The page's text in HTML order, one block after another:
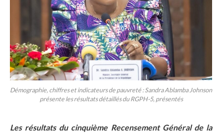
Démographie, chiffres et indicateurs de pauvreté : Sandra Ablamba Johnson
présente les résultats détaillés du RGPH-5, présentés
Les résultats du cinquième Recensement Général de la